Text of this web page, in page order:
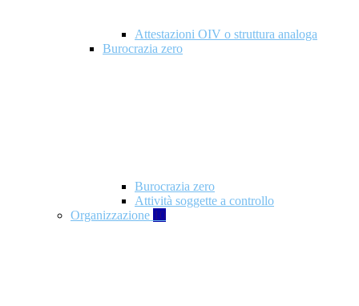
Attestazioni OIV o struttura analoga
Burocrazia zero
Burocrazia zero
Attività soggette a controllo
Organizzazione 10